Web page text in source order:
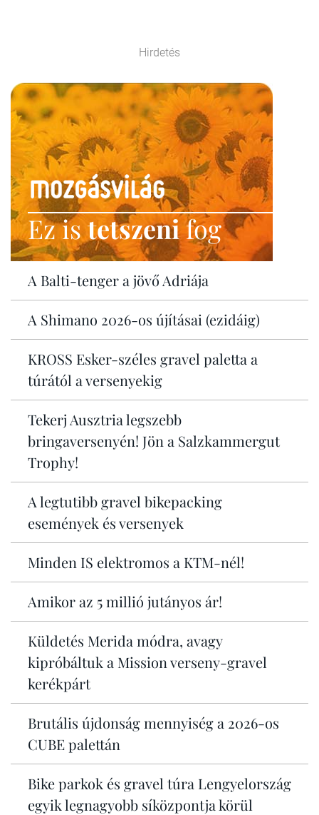
Hirdetés
Ez istetszenifog
A Balti-tenger a jövő Adriája
A Shimano 2026-os újításai (ezidáig)
KROSS Esker-széles gravel paletta a
túrától a versenyekig
Tekerj Ausztria legszebb
bringaversenyén! Jön a Salzkammergut
Trophy!
A legtutibb gravel bikepacking
események és versenyek
Minden IS elektromos a KTM-nél!
Amikor az 5 millió jutányos ár!
Küldetés Merida módra, avagy
kipróbáltuk a Mission verseny-gravel
kerékpárt
Brutális újdonság mennyiség a 2026-os
CUBE palettán
Bike parkok és gravel túra Lengyelország
egyik legnagyobb síközpontja körül